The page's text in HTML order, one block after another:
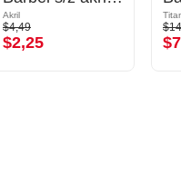
Akril
$4,49
$2,25